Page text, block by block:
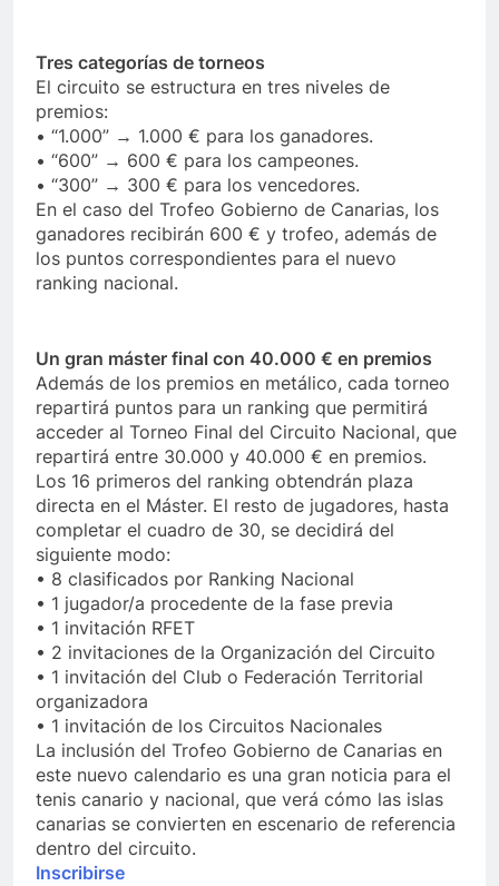
Tres categorías de torneos
El circuito se estructura en tres niveles de
premios:
• “1.000” → 1.000 € para los ganadores.
• “600” → 600 € para los campeones.
• “300” → 300 € para los vencedores.
En el caso del Trofeo Gobierno de Canarias, los
ganadores recibirán 600 € y trofeo, además de
los puntos correspondientes para el nuevo
ranking nacional.
Un gran máster final con 40.000 € en premios
Además de los premios en metálico, cada torneo
repartirá puntos para un ranking que permitirá
acceder al Torneo Final del Circuito Nacional, que
repartirá entre 30.000 y 40.000 € en premios.
Los 16 primeros del ranking obtendrán plaza
directa en el Máster. El resto de jugadores, hasta
completar el cuadro de 30, se decidirá del
siguiente modo:
• 8 clasificados por Ranking Nacional
• 1 jugador/a procedente de la fase previa
• 1 invitación RFET
• 2 invitaciones de la Organización del Circuito
• 1 invitación del Club o Federación Territorial
organizadora
• 1 invitación de los Circuitos Nacionales
La inclusión del Trofeo Gobierno de Canarias en
este nuevo calendario es una gran noticia para el
tenis canario y nacional, que verá cómo las islas
canarias se convierten en escenario de referencia
dentro del circuito.
Inscribirse